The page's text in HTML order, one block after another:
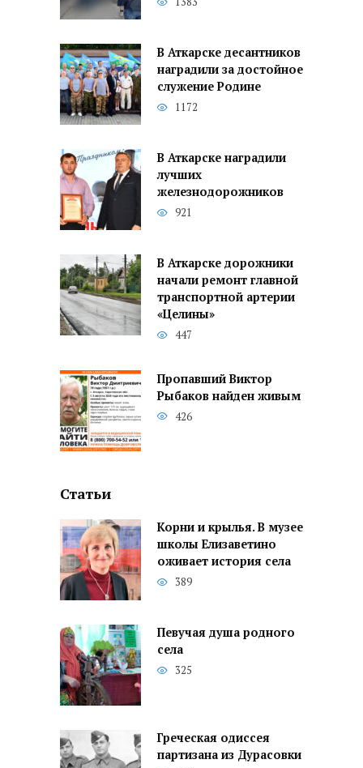
В Аткарске десантников
наградили за достойное
служение Родине
1172
В Аткарске наградили
лучших
железнодорожников
921
В Аткарске дорожники
начали ремонт главной
транспортной артерии
«Целины»
447
Пропавший Виктор
Рыбаков найден живым
426
Статьи
Корни и крылья. В музее
школы Елизаветино
оживает история села
389
Певучая душа родного
села
325
Греческая одиссея
партизана из Дурасовки